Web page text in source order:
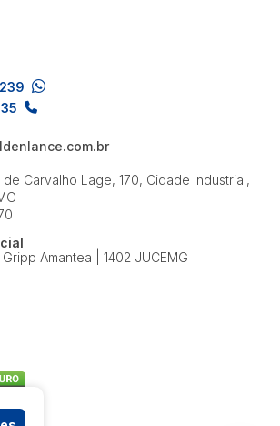
de Carvalho Lage, 170, Cidade Industrial,
Amantea | 1402 JUCEMG